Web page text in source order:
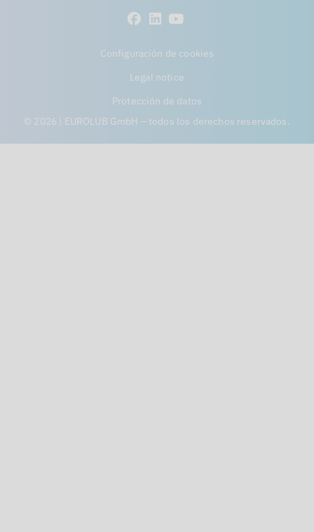
Configuración de cookies
Legal notice
Protección de datos
© 2026 | EUROLUB GmbH – todos los derechos reservados.